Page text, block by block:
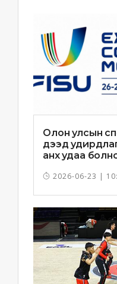
Олон улсын
дээд
анх удаа
2026-06-23 |